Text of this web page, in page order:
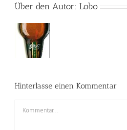
Über den Autor: Lobo
Hinterlasse einen Kommentar